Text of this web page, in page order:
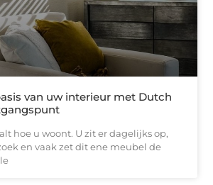
van uw interieur met Dutch
hoe u woont. U zit er dagelijks op,
en vaak zet dit ene meubel de